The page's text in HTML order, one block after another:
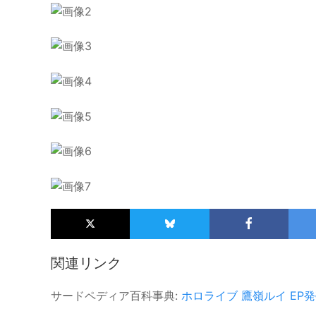
関連リンク
サードペディア百科事典: ホロライブ 鷹嶺ルイ EP